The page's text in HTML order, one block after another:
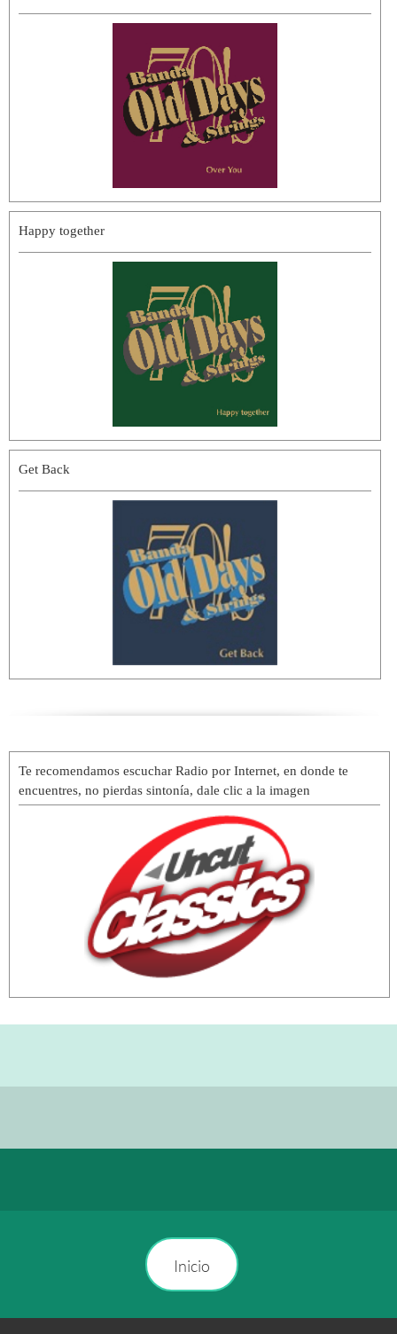
Happy together
Get Back
Te recomendamos escuchar Radio por Internet, en donde te
encuentres, no pierdas sintonía, dale clic a la imagen
Inicio